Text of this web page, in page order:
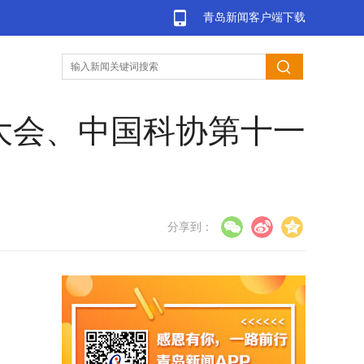
青岛新闻客户端下载
、中国科协第十一
分享到：